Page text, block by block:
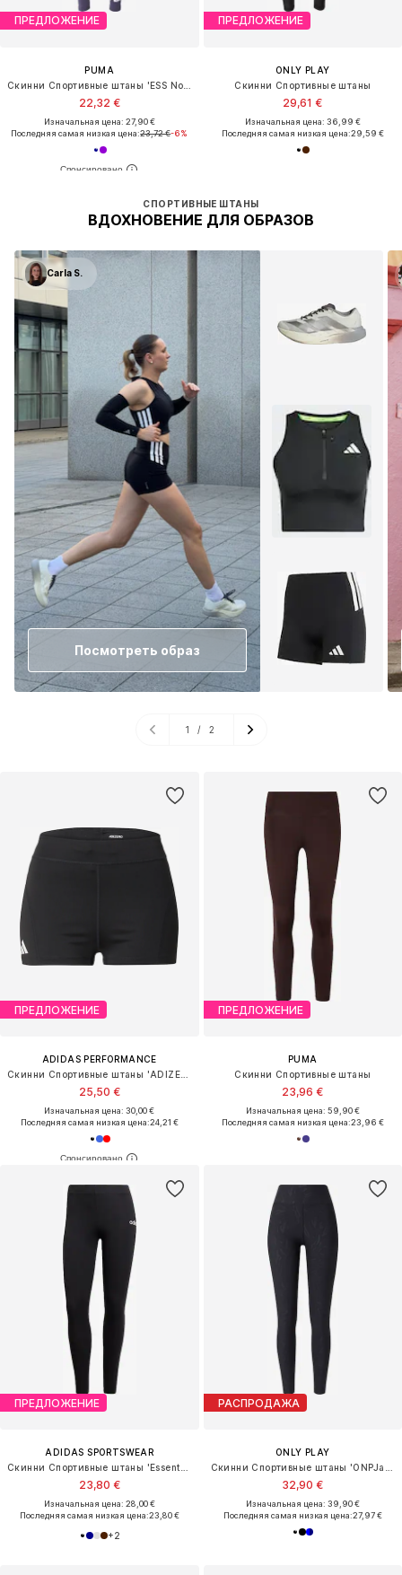
ПРЕДЛОЖЕНИЕ
PUMA
22,32 €
Изначальная цена: 27,90 €
Последняя самая низкая цена:23,72 €-6%
ПРЕДЛОЖЕНИЕ
ONLY PLAY
Скинни Спортивные штаны
29,61 €
Изначальная цена: 36,99 €
Последняя самая низкая цена:29,59 €
ПРЕДЛОЖЕНИЕ
ADIDAS PERFORMANCE
Скинни Спортивные штаны 'ADIZERO'
25,50 €
Изначальная цена: 30,00 €
Последняя самая низкая цена:24,21 €
ПРЕДЛОЖЕНИЕ
PUMA
Скинни Спортивные штаны
23,96 €
Изначальная цена: 59,90 €
Последняя самая низкая цена:23,96 €
СПОРТИВНЫЕ ШТАНЫ
ВДОХНОВЕНИЕ ДЛЯ ОБРАЗОВ
Carla S.
Посмотреть образ
1 / 2
ПРЕДЛОЖЕНИЕ
ADIDAS SPORTSWEAR
Скинни Спортивные штаны 'Essentials'
23,80 €
Изначальная цена: 28,00 €
Последняя самая низкая цена:23,80 €
+2
РАСПРОДАЖА
ONLY PLAY
Скинни Спортивные штаны 'ONPJam-2'
32,90 €
Изначальная цена: 39,90 €
Последняя самая низкая цена:27,97 €